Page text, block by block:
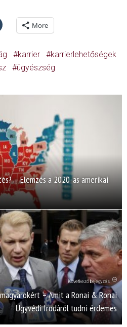
More
karrier
karrierlehetőségek
ügyészség
– Elemzés a 2020-as amerikai
Következő bejegyzés
– Amit a Ronai & Ronai
Ügyvédi Irodáról tudni érdemes